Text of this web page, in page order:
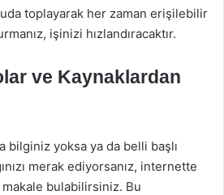
toplayarak her zaman erişilebilir
işinizi hızlandıracaktır.
ve Kaynaklardan
bilginiz yoksa ya da belli başlı
merak ediyorsanız, internette
bulabilirsiniz. Bu